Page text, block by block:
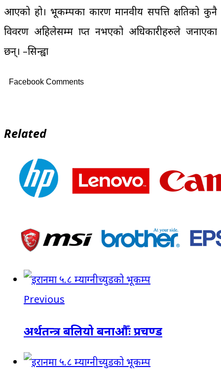
आएको हो। भूकम्पका कारण मानवीय सपत्ति क्षतिको कुनै
विवरण अहिलेसम्म प्राप्त नभएको अधिकारीहरुले जनाएका
छन्। –सिन्ह्वा
Facebook Comments
Related
Previous
अर्थतन्त्र बलियो बनाऔँः प्रचण्ड